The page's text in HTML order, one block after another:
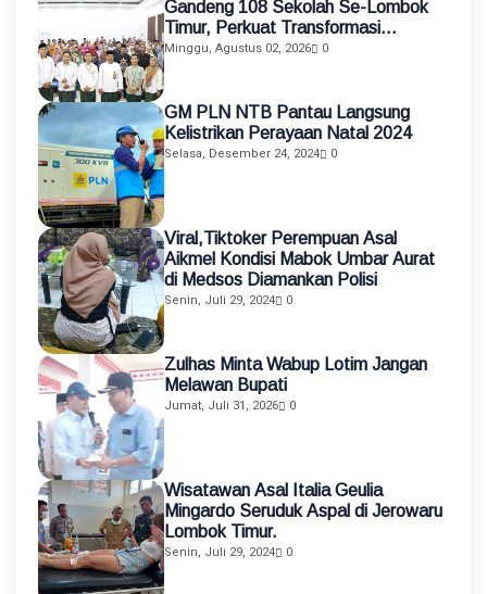
Gandeng 108 Sekolah Se-Lombok
Timur, Perkuat Transformasi
Pendidikan melalui Asistensi
Minggu, Agustus 02, 2026 0
GM PLN NTB Pantau Langsung
Kelistrikan Perayaan Natal 2024
Selasa, Desember 24, 2024 0
Viral,Tiktoker Perempuan Asal
Aikmel Kondisi Mabok Umbar Aurat
di Medsos Diamankan Polisi
Senin, Juli 29, 2024 0
Zulhas Minta Wabup Lotim Jangan
Melawan Bupati
Jumat, Juli 31, 2026 0
Wisatawan Asal Italia Geulia
Mingardo Seruduk Aspal di Jerowaru
Lombok Timur.
Senin, Juli 29, 2024 0